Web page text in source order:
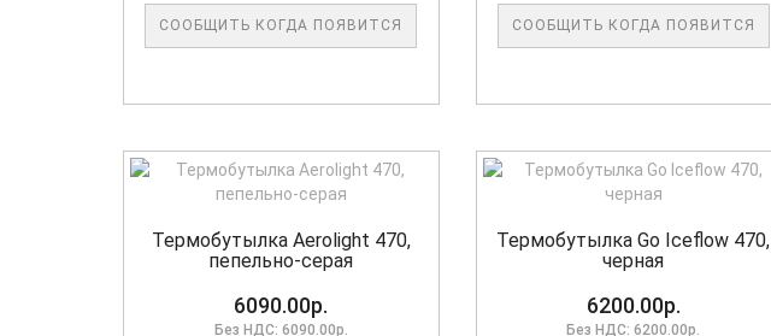
СООБЩИТЬ КОГДА ПОЯВИТСЯ СООБЩИТЬ КОГДА ПОЯВИТСЯ
Термобутылка Aerolight 470,
пепельно-серая
6090.00р.
Без НДС: 6090.00р.
Термобутылка Go Iceflow 470,
черная
6200.00р.
Без НДС: 6200.00р.